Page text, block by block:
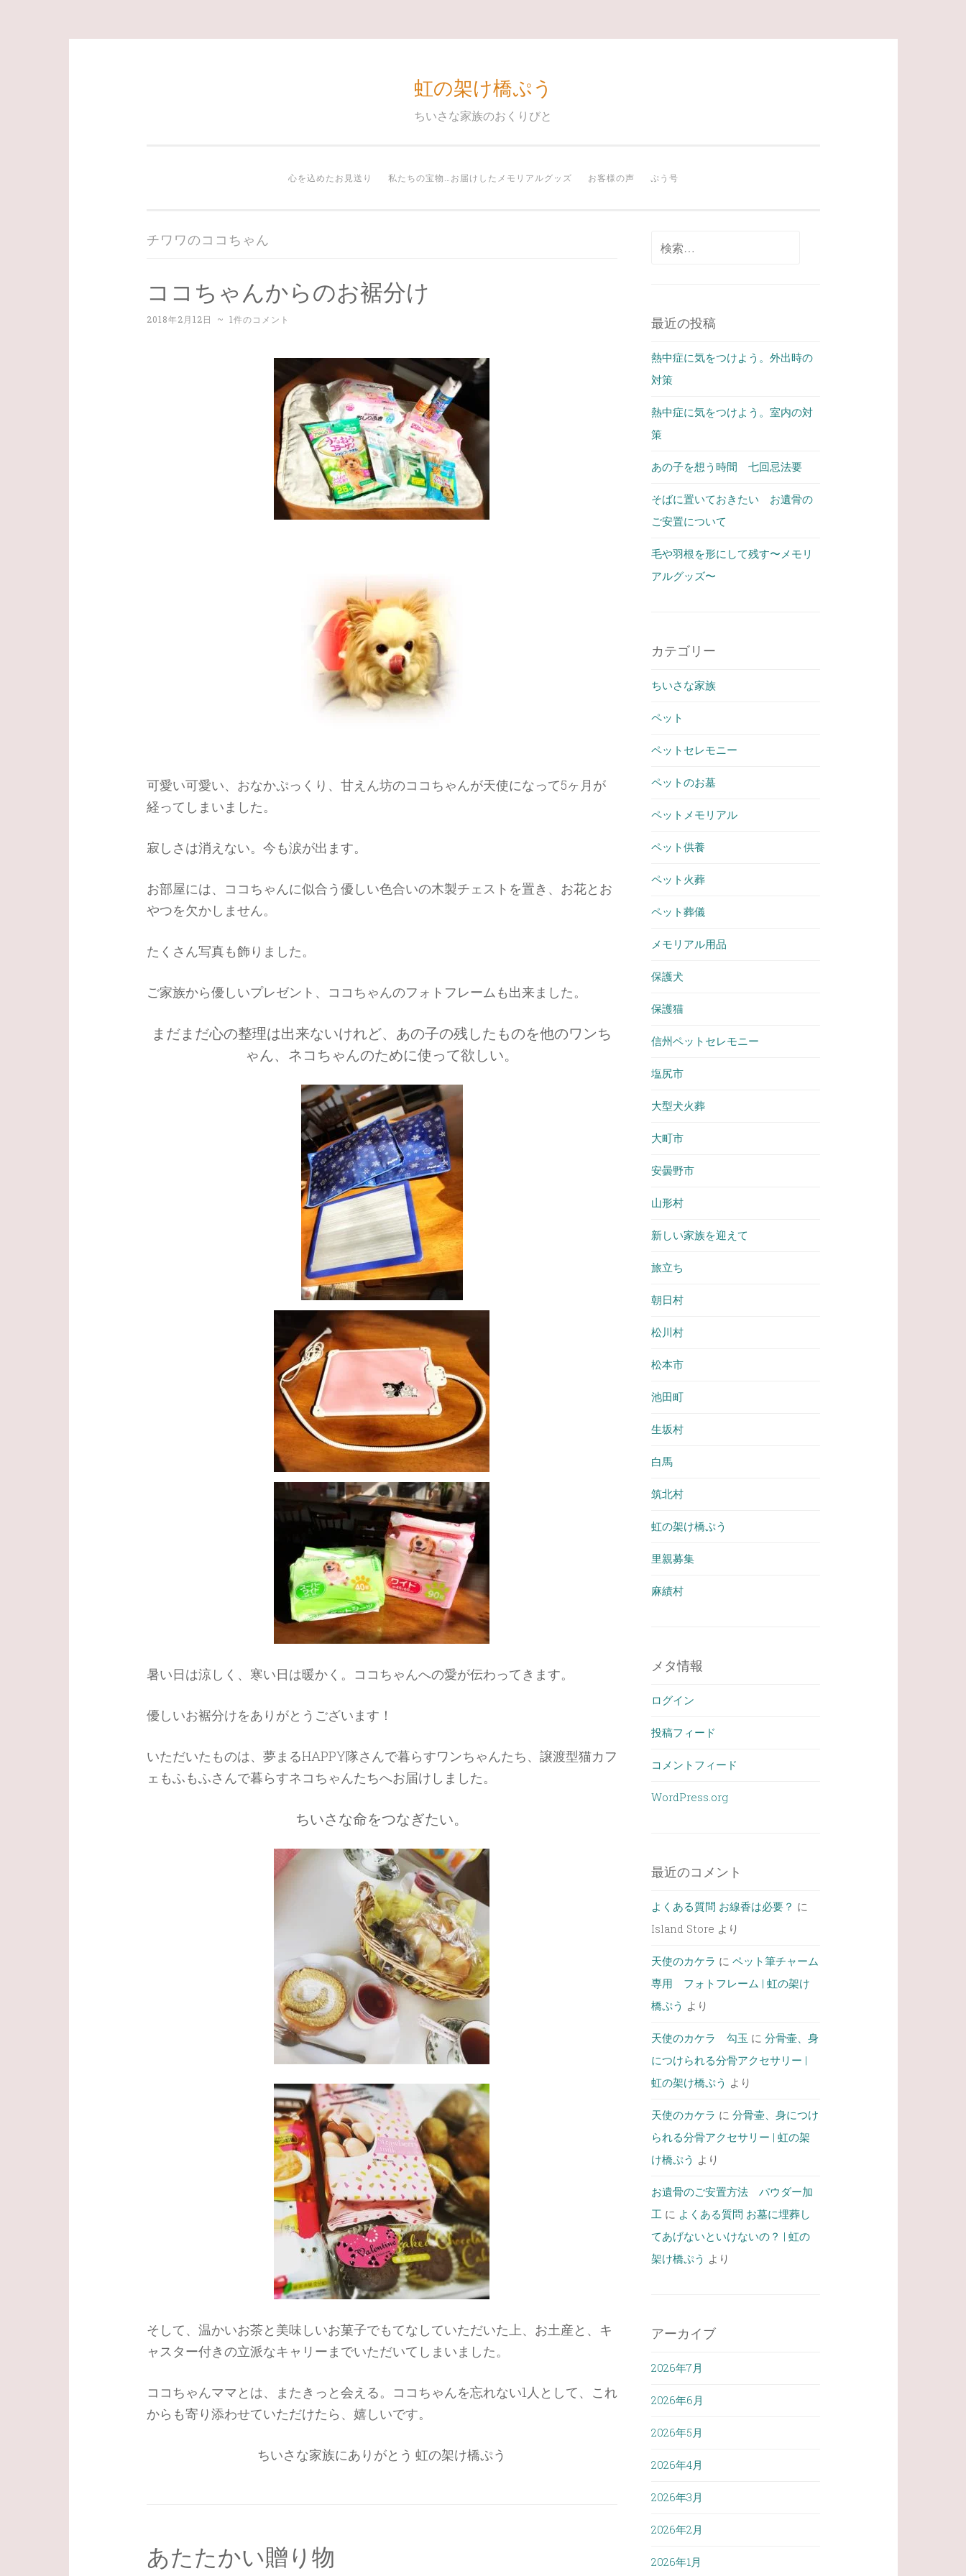
ッ
虹の架け橋ぷう
ちいさな家族のおくりびと
心を込めたお見送り 私たちの宝物…お届けしたメモリアルグッズ お客様の声 ぷう号
チワワのココちゃん
ココちゃんからのお裾分け
2018年2月12日 ~ 1件のコメント
可愛い可愛い、おなかぷっくり、甘えん坊のココちゃんが天使になって5ヶ月が
経ってしまいました。
寂しさは消えない。今も涙が出ます。
お部屋には、ココちゃんに似合う優しい色合いの木製チェストを置き、お花とお
やつを欠かしません。
たくさん写真も飾りました。
ご家族から優しいプレゼント、ココちゃんのフォトフレームも出来ました。
まだまだ心の整理は出来ないけれど、あの子の残したものを他のワンち
ゃん、ネコちゃんのために使って欲しい。
暑い日は涼しく、寒い日は暖かく。ココちゃんへの愛が伝わってきます。
優しいお裾分けをありがとうございます！
いただいたものは、夢まるHAPPY隊さんで暮らすワンちゃんたち、譲渡型猫カフ
ェもふもふさんで暮らすネコちゃんたちへお届けしました。
ちいさな命をつなぎたい。
そして、温かいお茶と美味しいお菓子でもてなしていただいた上、お土産と、キ
ャスター付きの立派なキャリーまでいただいてしまいました。
ココちゃんママとは、またきっと会える。ココちゃんを忘れない1人として、これ
からも寄り添わせていただけたら、嬉しいです。
ちいさな家族にありがとう 虹の架け橋ぷう
あたたかい贈り物
最近の投稿
熱中症に気をつけよう。外出時の
対策
熱中症に気をつけよう。室内の対
策
あの子を想う時間 七回忌法要
そばに置いておきたい お遺骨の
ご安置について
毛や羽根を形にして残す〜メモリ
アルグッズ〜
カテゴリー
ちいさな家族
ペット
ペットセレモニー
ペットのお墓
ペットメモリアル
ペット供養
ペット火葬
ペット葬儀
メモリアル用品
保護犬
保護猫
信州ペットセレモニー
塩尻市
大型犬火葬
大町市
安曇野市
山形村
新しい家族を迎えて
旅立ち
朝日村
松川村
松本市
池田町
生坂村
白馬
筑北村
虹の架け橋ぷう
里親募集
麻績村
メタ情報
ログイン
投稿フィード
コメントフィード
WordPress.org
最近のコメント
よくある質問 お線香は必要？ に
Island Store より
天使のカケラ にペット筆チャーム
専用 フォトフレーム | 虹の架け
橋ぷう より
天使のカケラ 勾玉 に分骨壷、身
につけられる分骨アクセサリー |
虹の架け橋ぷう より
天使のカケラ に分骨壷、身につけ
られる分骨アクセサリー | 虹の架
け橋ぷう より
お遺骨のご安置方法 パウダー加
工 に よくある質問 お墓に埋葬し
てあげないといけないの？ | 虹の
架け橋ぷう より
アーカイブ
2026年7月
2026年6月
2026年5月
2026年4月
2026年3月
2026年2月
2026年1月